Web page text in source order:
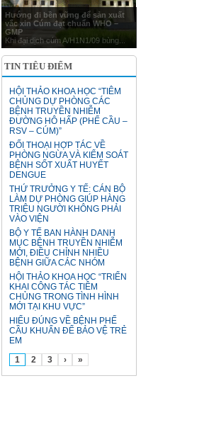
Hướng đi bền vững để sản xuất
vắc xin Cúm đạt chuẩn WHO –
GMP
Khi đại dịch cúm A/H1N1/09 bùng...
TIN TIÊU ĐIỂM
HỘI THẢO KHOA HỌC “TIÊM
CHỦNG DỰ PHÒNG CÁC
BỆNH TRUYỀN NHIỄM
ĐƯỜNG HÔ HẤP (PHẾ CẦU –
RSV – CÚM)”
ĐỐI THOẠI HỢP TÁC VỀ
PHÒNG NGỪA VÀ KIỂM SOÁT
BỆNH SỐT XUẤT HUYẾT
DENGUE
THỨ TRƯỞNG Y TẾ: CÁN BỘ
LÀM DỰ PHÒNG GIÚP HÀNG
TRIỆU NGƯỜI KHÔNG PHẢI
VÀO VIỆN
BỘ Y TẾ BAN HÀNH DANH
MỤC BỆNH TRUYỀN NHIỄM
MỚI, ĐIỀU CHỈNH NHIỀU
BỆNH GIỮA CÁC NHÓM
HỘI THẢO KHOA HỌC “TRIỂN
KHAI CÔNG TÁC TIÊM
CHỦNG TRONG TÌNH HÌNH
MỚI TẠI KHU VỰC”
HIỂU ĐÚNG VỀ BỆNH PHẾ
CẦU KHUẨN ĐỂ BẢO VỆ TRẺ
EM
1
2 3 › »